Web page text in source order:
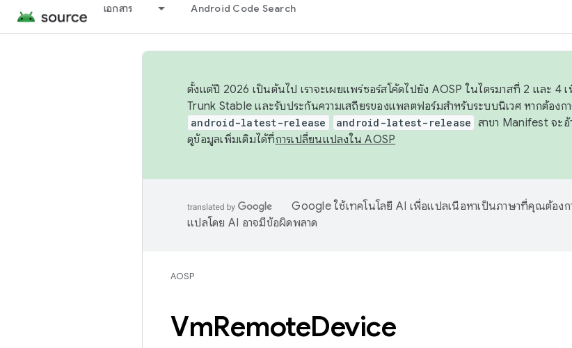
เอกสาร Android Code Search
ตั้งแต่ปี 2026 เป็นต้นไป เราจะเผยแพร่ซอร์สโค้ดไปยัง AOSP ในไตรมาสที่ 2 และ 4
Trunk Stable และรับประกันความเสถียรของแพลตฟอร์มสำหรับระบบนิเวศ หากต้องก
android-latest-release android-latest-release สาขา Manifest จะ
ดูข้อมูลเพิ่มเติมได้ที่การเปลี่ยนแปลงใน AOSP
Google ใช้เทคโนโลยี AI เพื่อแปลเนื้อหาเป็นภาษาที่คุณต้องก
แปลโดย AI อาจมีข้อผิดพลาด
AOSP
VmRemoteDevice